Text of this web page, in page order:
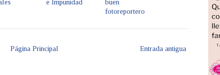
e Impunidad
buen
fotoreportero
Entrada antigua
Página Principal